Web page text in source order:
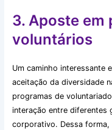
3. Aposte em
voluntários
Um caminho interessante
aceitação da diversidade
programas de
interação entre diferentes
corporativo. Dessa